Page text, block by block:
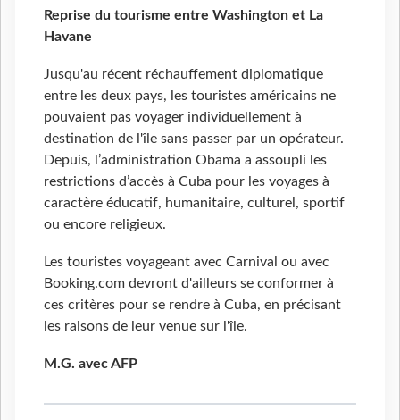
Reprise du tourisme entre Washington et La
Havane
Jusqu'au récent réchauffement diplomatique
entre les deux pays, les touristes américains ne
pouvaient pas voyager individuellement à
destination de l'île sans passer par un opérateur.
Depuis, l’administration Obama a assoupli les
restrictions d’accès à Cuba pour les voyages à
caractère éducatif, humanitaire, culturel, sportif
ou encore religieux.
Les touristes voyageant avec Carnival ou avec
Booking.com devront d'ailleurs se conformer à
ces critères pour se rendre à Cuba, en précisant
les raisons de leur venue sur l'île.
M.G. avec AFP